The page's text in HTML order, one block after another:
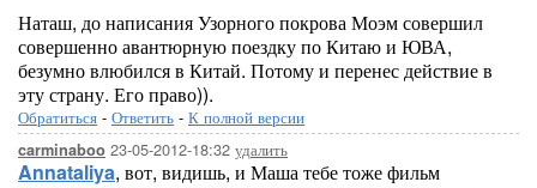
Наташ, до написания Узорного покрова Моэм совершил
совершенно авантюрную поездку по Китаю и ЮВА,
безумно влюбился в Китай. Потому и перенес действие в
эту страну. Его право)).
Обратиться - Ответить - К полной версии
carminaboo 23-05-2012-18:32 удалить
Annataliya, вот, видишь, и Маша тебе тоже фильм